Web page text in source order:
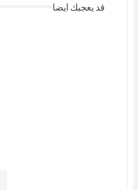
قد يعجبك ايضا